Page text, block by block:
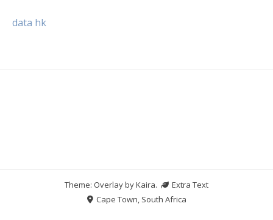
data hk
Theme: Overlay byKaira.
Extra Text
Cape Town, South Africa